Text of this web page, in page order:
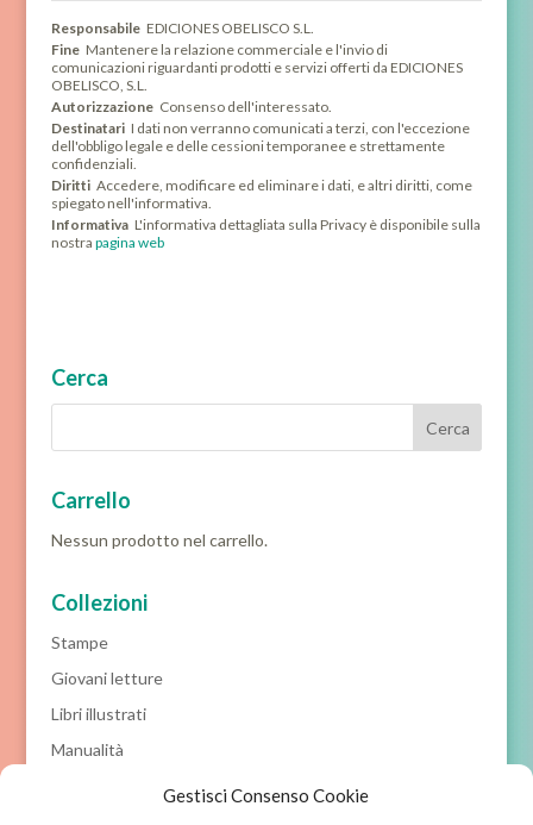
Gestisci Consenso Cookie
Responsabile EDICIONES OBELISCO S.L.
Fine Mantenere la relazione commerciale e l'invio di
comunicazioni riguardanti prodotti e servizi offerti da EDICIONES
OBELISCO, S.L.
Autorizzazione Consenso dell'interessato.
Destinatari I dati non verranno comunicati a terzi, con l'eccezione
dell'obbligo legale e delle cessioni temporanee e strettamente
confidenziali.
Diritti Accedere, modificare ed eliminare i dati, e altri diritti, come
spiegato nell'informativa.
Informativa L'informativa dettagliata sulla Privacy è disponibile sulla
nostra pagina web
Cerca
Carrello
Nessun prodotto nel carrello.
Collezioni
Stampe
Giovani letture
Libri illustrati
Manualità